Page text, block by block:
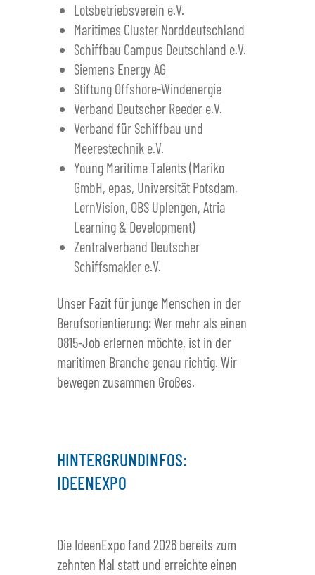
Lotsbetriebsverein e.V.
Maritimes Cluster Norddeutschland
Schiffbau Campus Deutschland e.V.
Siemens Energy AG
Stiftung Offshore-Windenergie
Verband Deutscher Reeder e.V.
Verband für Schiffbau und
Meerestechnik e.V.
Young Maritime Talents (Mariko
GmbH, epas, Universität Potsdam,
LernVision, OBS Uplengen, Atria
Learning & Development)
Zentralverband Deutscher
Schiffsmakler e.V.
Unser Fazit für junge Menschen in der
Berufsorientierung: Wer mehr als einen
0815-Job erlernen möchte, ist in der
maritimen Branche genau richtig. Wir
bewegen zusammen Großes.
HINTERGRUNDINFOS:
IDEENEXPO
Die IdeenExpo fand 2026 bereits zum
zehnten Mal statt und erreichte einen